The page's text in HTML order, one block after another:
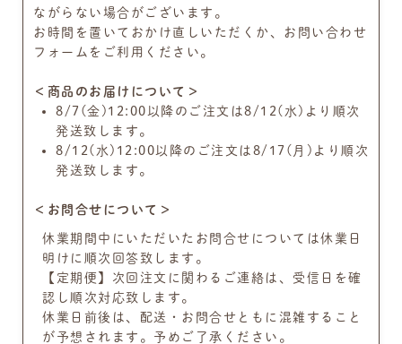
ながらない場合がございます。
お時間を置いておかけ直しいただくか、お問い合わせ
フォームをご利用ください。
＜商品のお届けについて＞
8/7(金)12:00以降のご注文は8/12(水)より順次
発送致します。
8/12(水)12:00以降のご注文は8/17(月)より順次
発送致します。
＜お問合せについて＞
休業期間中にいただいたお問合せについては休業日
明けに順次回答致します。
【定期便】次回注文に関わるご連絡は、受信日を確
認し順次対応致します。
休業日前後は、配送・お問合せともに混雑すること
が予想されます。予めご了承ください。